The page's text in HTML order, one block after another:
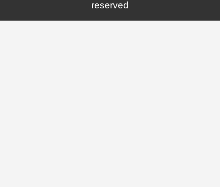
reserved